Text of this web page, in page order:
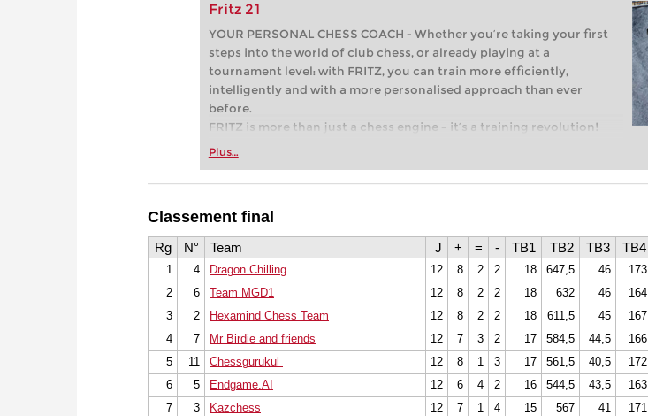
Fritz 21
YOUR PERSONAL CHESS COACH - Whether you’re taking your first
steps into the world of club chess, or already playing at a
tournament level: with FRITZ, you can train more efficiently,
intelligently and with a more personalised approach than ever
before.
FRITZ is more than just a chess engine – it’s a training revolution!
Whether you’re taking your first steps into the world of club chess,
more efficiently, intelligently and with a more personalised
* COMPETE AGAINST LEGENDS
* FRITZ is fun! BETTER CALCULATIONS – EVEN UNDER TIME
PRESSURE!
* STYLE SIMULATION AT THE HIGHEST LEVEL
* EVEN STRONGER. EVEN MORE BEAUTIFUL. EVEN MORE DIRECT.
Plus…
Classement final
Rg N° Team J + = - TB1 TB2 TB3 TB4
1 4 Dragon Chilling 12 8 2 2 18 647,5 46
173
2
6 Team MGD1 12 8 2 2 18 632 46
164
3
2 Hexamind Chess Team 12 8 2 2 18 611,5 45
167
4
7 Mr Birdie and friends 12 7 3 2 17 584,5 44,5
166
5
11 Chessgurukul 12 8 1 3 17 561,5 40,5
172
6
5 Endgame.AI 12 6 4 2 16 544,5 43,5
163
7
3 Kazchess 12 7 1 4 15 567 41
171